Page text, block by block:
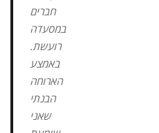
חברים
במסעדה
רועשת.
באמצע
הארוחה
הבנתי
שאני